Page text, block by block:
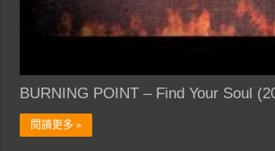
BURNING POINT – Find Your Soul
閱讀更多 »